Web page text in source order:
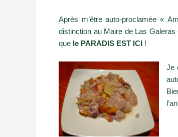
Après m’être auto-proclamée «
distinction au Maire de Las Galeras
que le PARADIS EST ICI !
Je